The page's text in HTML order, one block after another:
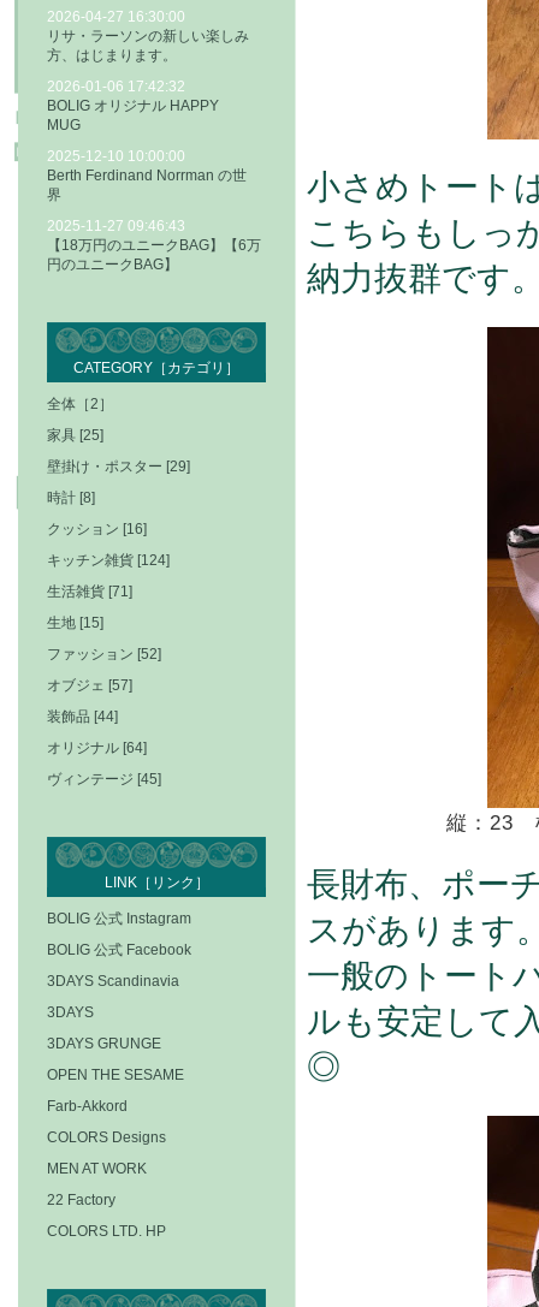
小さめトート
こちらもしっ
納力抜群です
縦：23
長財布、ポー
スがあります
一般のトート
ルも安定して
◎
2026-04-27 16:30:00
リサ・ラーソンの新しい楽しみ
方、はじまります。
2026-01-06 17:42:32
BOLIG オリジナル HAPPY
MUG
2025-12-10 10:00:00
Berth Ferdinand Norrman の世
界
2025-11-27 09:46:43
【18万円のユニークBAG】【6万
円のユニークBAG】
CATEGORY［カテゴリ］
全体［2］
家具 [25]
壁掛け・ポスター [29]
時計 [8]
クッション [16]
キッチン雑貨 [124]
生活雑貨 [71]
生地 [15]
ファッション [52]
オブジェ [57]
装飾品 [44]
オリジナル [64]
ヴィンテージ [45]
LINK［リンク］
BOLIG 公式 Instagram
BOLIG 公式 Facebook
3DAYS Scandinavia
3DAYS
3DAYS GRUNGE
OPEN THE SESAME
Farb-Akkord
COLORS Designs
MEN AT WORK
22 Factory
COLORS LTD. HP